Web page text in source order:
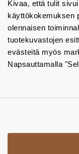
Kivaa, että tulit
käyttökokemuksen
olennaisen
tuotekuvastojen
evästeitä myös
Napsauttamalla
Instagram
BIM-objektit
Yhteystiedot
Tiedotteet